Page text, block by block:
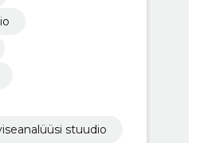
stuudio